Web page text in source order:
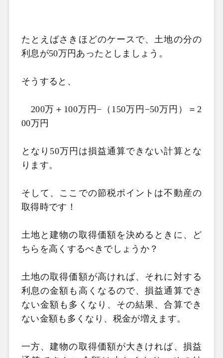
たとえばさきほどのケースで、土地の分の
利息が50万円あったとしましょう。
そうすると、
200万＋100万円−（150万円−50万円）＝2
00万円
となり50万円は損益通算できない計算とな
ります。
そして、ここでの節税ポイントは不動産の
取得時です！
土地と建物の取得価額を決めるときに、ど
ちらを高くするべきでしょうか？
土地の取得価額が高ければ、それに対する
利息の金額も高くなるので、損益通算でき
ない金額も多くなり、その結果、合算でき
ない金額も多くなり、税金が増えます。
一方、建物の取得価額が大きければ、損益